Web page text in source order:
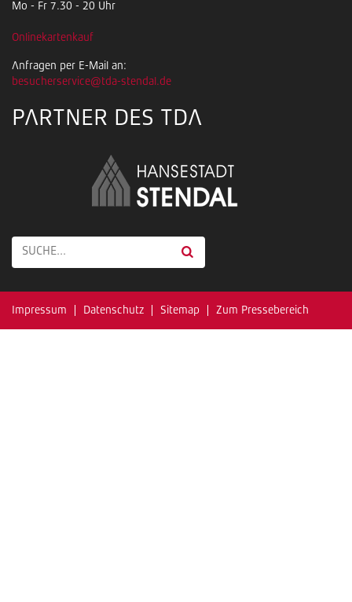
Mo - Fr 7.30 - 20 Uhr
Onlinekartenkauf
Anfragen per E-Mail an:
besucherservice@tda-stendal.de
PARTNER DES TDA
Impressum Datenschutz Sitemap Zum Pressebereich